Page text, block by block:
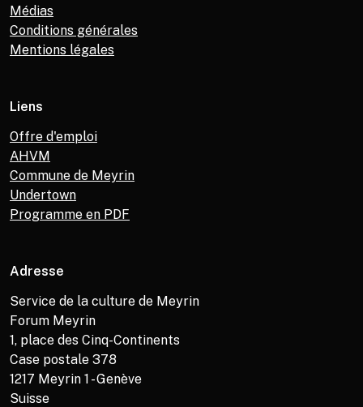
Médias
Conditions générales
Mentions légales
Liens
Offre d'emploi
AHVM
Commune de Meyrin
Undertown
Programme en PDF
Adresse
Service de la culture de Meyrin
Forum Meyrin
1, place des Cinq-Continents
Case postale 378
1217 Meyrin 1 - Genève
Suisse